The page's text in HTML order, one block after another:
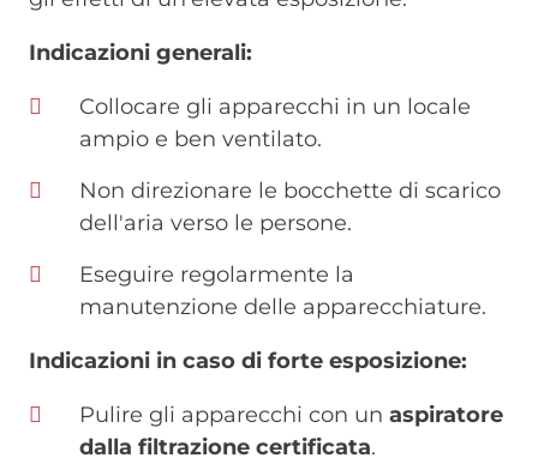
Indicazioni generali:
Collocare gli apparecchi in un locale
ampio e ben ventilato.
Non direzionare le bocchette di scarico
dell'aria verso le persone.
Eseguire regolarmente la
manutenzione delle apparecchiature.
Indicazioni in caso di forte esposizione:
Pulire gli apparecchi con un aspiratore
dalla filtrazione certificata.